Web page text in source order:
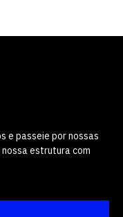
e passeie por nossas
estrutura com